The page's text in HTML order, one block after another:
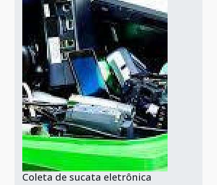
Coleta de sucata eletrônica